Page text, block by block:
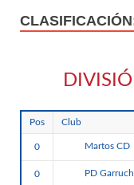
Pos Club
0 Martos CD
0 PD